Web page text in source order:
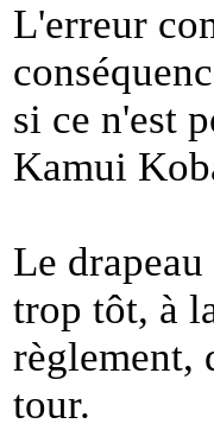
L'erreur
si ce n'est
Kamui
Le
trop tôt, à
règlement,
tour.